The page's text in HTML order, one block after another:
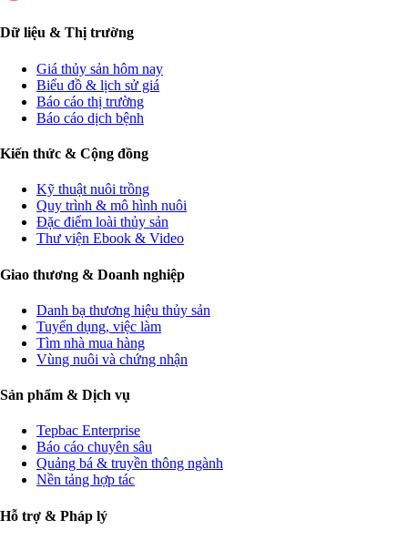
Dữ liệu & Thị trường
Giá thủy sản hôm nay
Biểu đồ & lịch sử giá
Báo cáo thị trường
Báo cáo dịch bệnh
Kiến thức & Cộng đồng
Kỹ thuật nuôi trồng
Quy trình & mô hình nuôi
Đặc điểm loài thủy sản
Thư viện Ebook & Video
Giao thương & Doanh nghiệp
Danh bạ thương hiệu thủy sản
Tuyển dụng, việc làm
Tìm nhà mua hàng
Vùng nuôi và chứng nhận
Sản phẩm & Dịch vụ
Tepbac Enterprise
Báo cáo chuyên sâu
Quảng bá & truyền thông ngành
Nền tảng hợp tác
Hỗ trợ & Pháp lý